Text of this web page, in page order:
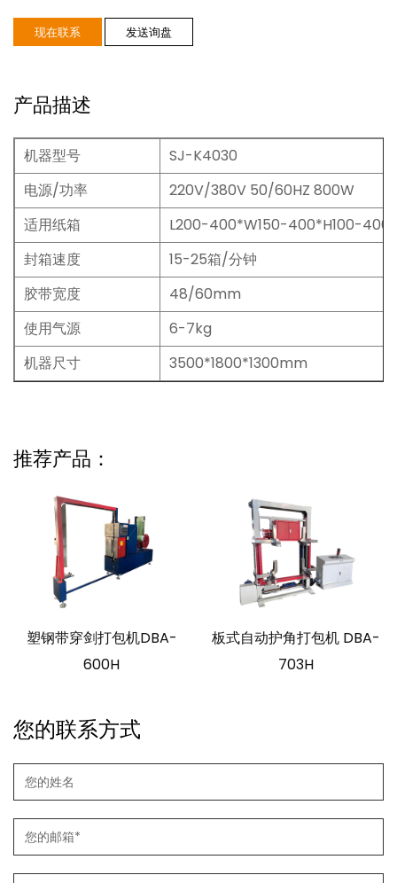
现在联系 发送询盘
产品描述
机器型号
SJ-K4030
电源/功率
220V/380V 50/60HZ 800W
适用纸箱
L200-400*W150-400*H100-
封箱速度
15-25箱/分钟
胶带宽度
48/60mm
使用气源
6-7kg
机器尺寸
3500*1800*1300mm
推荐产品：
塑钢带穿剑打包机DBA-
600H
板式自动护角打包机 DBA-
703H
您的联系方式